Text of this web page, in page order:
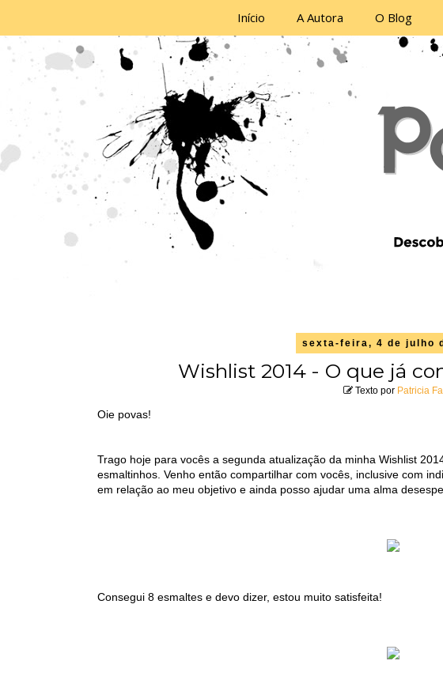
Início A Autora O Blog
sexta-feira, 4 de julho
Wishlist 2014 - O que já
Texto por Patricia
Oie povas!
Trago hoje para vocês a segunda atualização da minha Wishlist
esmaltinhos. Venho então compartilhar com vocês, inclusive com
em relação ao meu objetivo e ainda posso ajudar uma alma
Consegui 8 esmaltes e devo dizer, estou muito satisfeita!